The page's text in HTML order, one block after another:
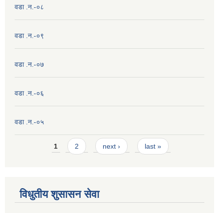
वडा .न.-०८
वडा .न.-०९
वडा .न.-०७
वडा .न.-०६
वडा .न.-०५
Pages1 2 next › last »
विधुतीय शुसासन सेवा